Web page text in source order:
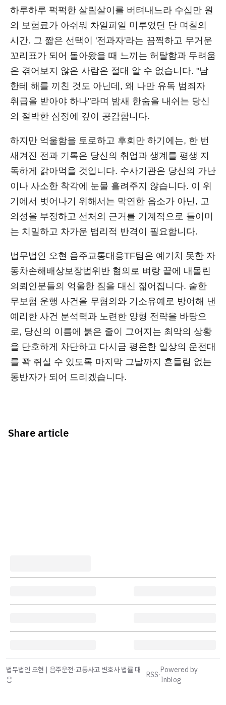
하루하루 퍽퍽한 살림살이를 버텨내느라 수십만 원
의 보험료가 아쉬워 차일피일 미루었던 단 며칠의
시간. 그 짧은 선택이 '전과자'라는 끔찍하고 무거운
꼬리표가 되어 돌아왔을 때 느끼는 허탈함과 두려움
은 겪어보지 않은 사람은 절대 알 수 없습니다. "남
한테 해를 끼친 것도 아닌데, 왜 나만 유독 범죄자
취급을 받아야 하나"라며 밤새 한숨을 내쉬는 당신
의 절박한 심정에 깊이 공감합니다.
하지만 억울함을 토로하고 후회만 하기에는, 한 번
새겨진 전과 기록은 당신의 취업과 생계를 평생 지
독하게 갉아먹을 것입니다. 수사기관은 당신의 가난
이나 사소한 착각에 눈물 흘려주지 않습니다. 이 위
기에서 벗어나기 위해서는 막연한 읍소가 아닌, 고
의성을 부정하고 선처의 근거를 기계적으로 들이미
는 치밀하고 차가운 법리적 반격이 필요합니다.
법무법인 오현 음주교통대응TF팀은 예기치 못한 자
동차손해배상보장법위반 혐의로 벼랑 끝에 내몰린
의뢰인분들의 억울한 짐을 대신 짊어집니다. 숱한
무보험 운행 사건을 무혐의와 기소유예로 방어해 낸
예리한 사건 분석력과 노련한 양형 전략을 바탕으
로, 당신의 이름에 붉은 줄이 그어지는 최악의 상황
을 단호하게 차단하고 다시금 평온한 일상의 운전대
를 꽉 쥐실 수 있도록 마지막 그날까지 흔들림 없는
동반자가 되어 드리겠습니다.
Share article
법무법인 오현 | 음주운전·교통사고 변호사 법률 대
응
RSS·
Powered by
Inblog